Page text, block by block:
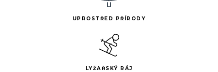
UPROSTŘED PŘÍRODY
LYŽAŘSKÝ RÁJ